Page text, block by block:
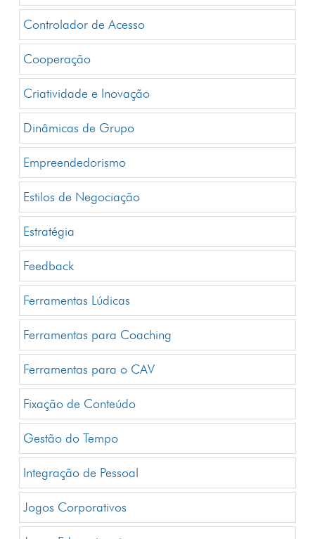
Controlador de Acesso
Cooperação
Criatividade e Inovação
Dinâmicas de Grupo
Empreendedorismo
Estilos de Negociação
Estratégia
Feedback
Ferramentas Lúdicas
Ferramentas para Coaching
Ferramentas para o CAV
Fixação de Conteúdo
Gestão do Tempo
Integração de Pessoal
Jogos Corporativos